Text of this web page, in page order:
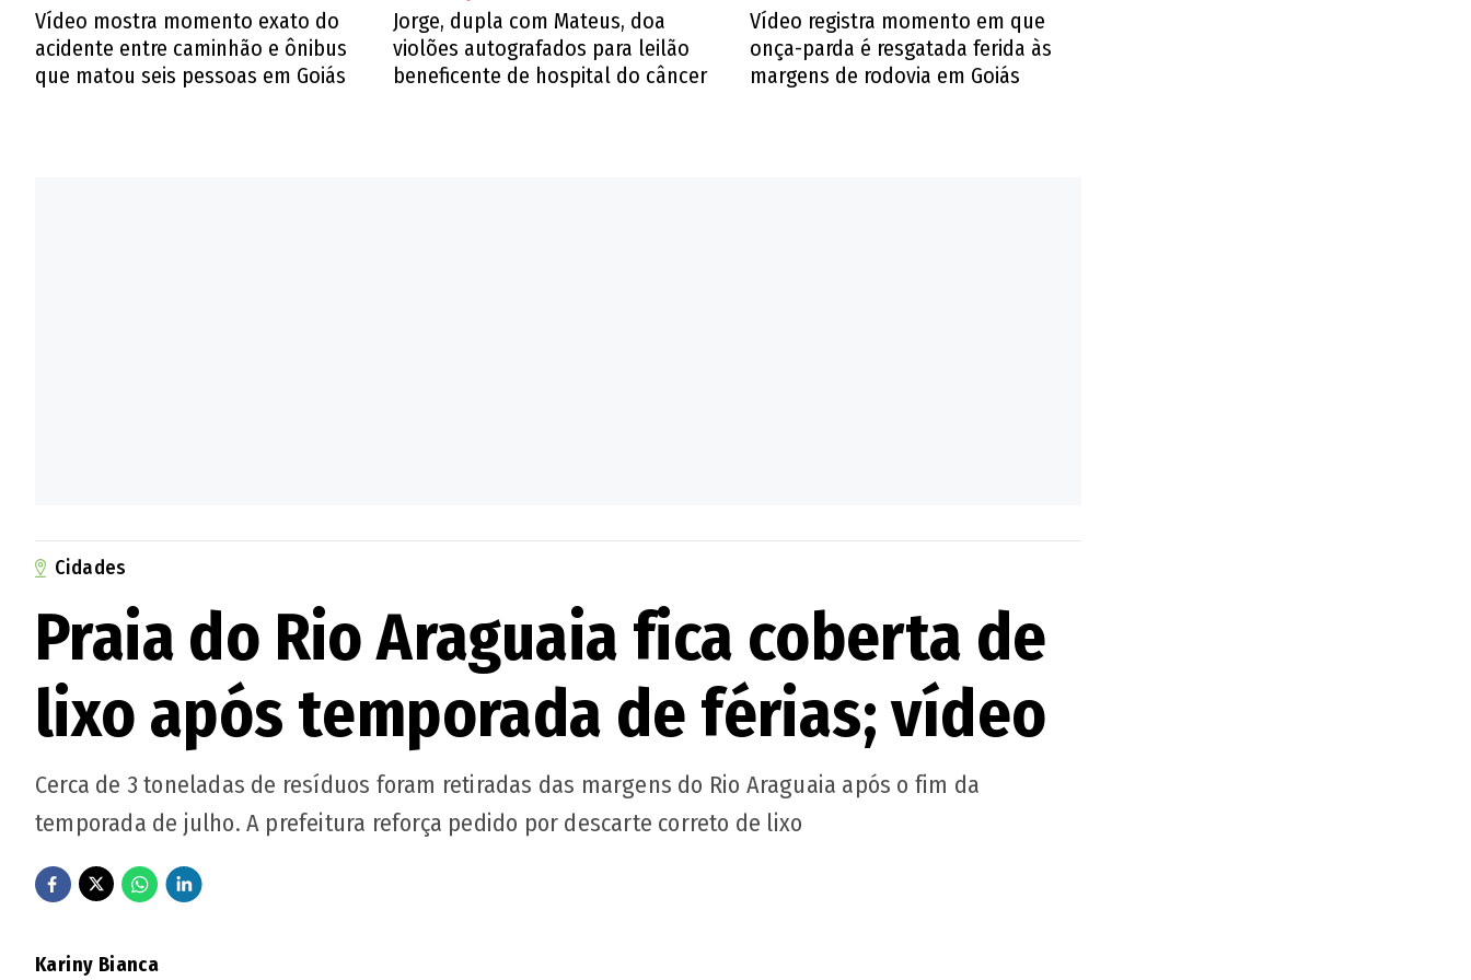
O fogo foi contido rapidamente e o aparelho foi salvo. No entanto, a bateria ficou completamente
destruída após a explosão.
Vídeo mostra momento exato do
acidente entre caminhão e ônibus
que matou seis pessoas em Goiás
Jorge, dupla com Mateus, doa
violões autografados para leilão
beneficente de hospital do câncer
Vídeo registra momento em que
onça-parda é resgatada ferida às
margens de rodovia em Goiás
Cidades
Praia do Rio Araguaia fica coberta de
lixo após temporada de férias; vídeo
Cerca de 3 toneladas de resíduos foram retiradas das margens do Rio Araguaia após o fim da
temporada de julho. A prefeitura reforça pedido por descarte correto de lixo
Kariny Bianca